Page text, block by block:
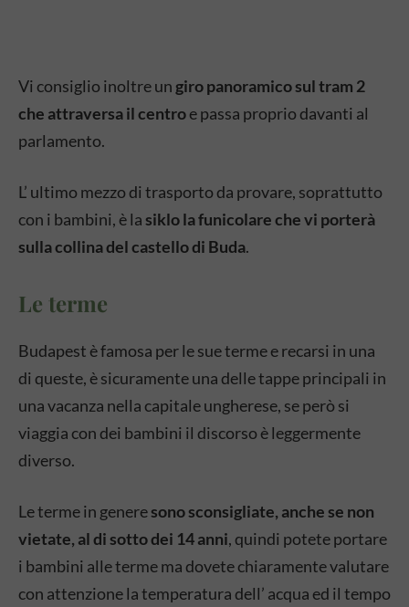
Vi consiglio inoltre un giro panoramico sul tram 2
che attraversa il centroe passa proprio davanti al
parlamento.
L’ ultimo mezzo di trasporto da provare, soprattutto
con i bambini, è lasiklo la funicolare che vi porterà
sulla collina del castello di Buda.
Le terme
Budapest è famosa per le sue terme e recarsi in una
di queste, è sicuramente una delle tappe principali in
una vacanza nella capitale ungherese, se però si
viaggia con dei bambini il discorso è leggermente
diverso.
Le terme in generesono sconsigliate, anche se non
vietate, al di sotto dei 14 anni, quindi potete portare
i bambini alle terme ma dovete chiaramente valutare
con attenzione la temperatura dell’ acqua ed il tempo